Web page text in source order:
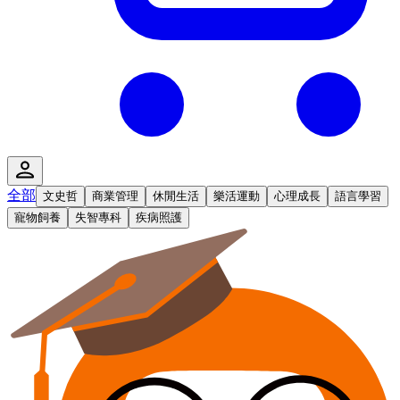
全部 文史哲 商業管理 休閒生活 樂活運動 心理成長
語言學習
寵物飼養
失智專科 疾病照護